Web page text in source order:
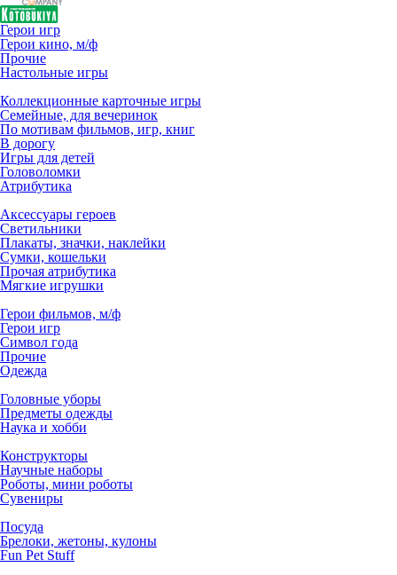
Герои игр
Герои кино, м/ф
Прочие
Настольные игры
Коллекционные карточные игры
Семейные, для вечеринок
По мотивам фильмов, игр, книг
В дорогу
Игры для детей
Головоломки
Атрибутика
Аксессуары героев
Светильники
Плакаты, значки, наклейки
Сумки, кошельки
Прочая атрибутика
Мягкие игрушки
Герои фильмов, м/ф
Герои игр
Символ года
Прочие
Одежда
Головные уборы
Предметы одежды
Наука и хобби
Конструкторы
Научные наборы
Роботы, мини роботы
Сувениры
Посуда
Брелоки, жетоны, кулоны
Fun Pet Stuff